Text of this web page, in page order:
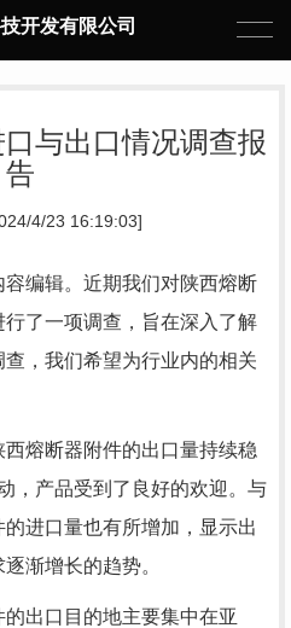
开发有限公司
与出口情况调查报
告
4/23 16:19:03]
编辑。近期我们对陕西熔断
了一项调查，旨在深入了解
，我们希望为行业内的相关
熔断器附件的出口量持续稳
，产品受到了良好的欢迎。与
进口量也有所增加，显示出
渐增长的趋势。
出口目的地主要集中在亚